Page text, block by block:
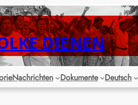
DIENEN
Nachrichten Dokumente Deutsch